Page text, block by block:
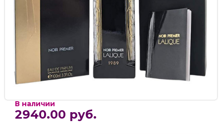
В наличии
2940.00 руб.